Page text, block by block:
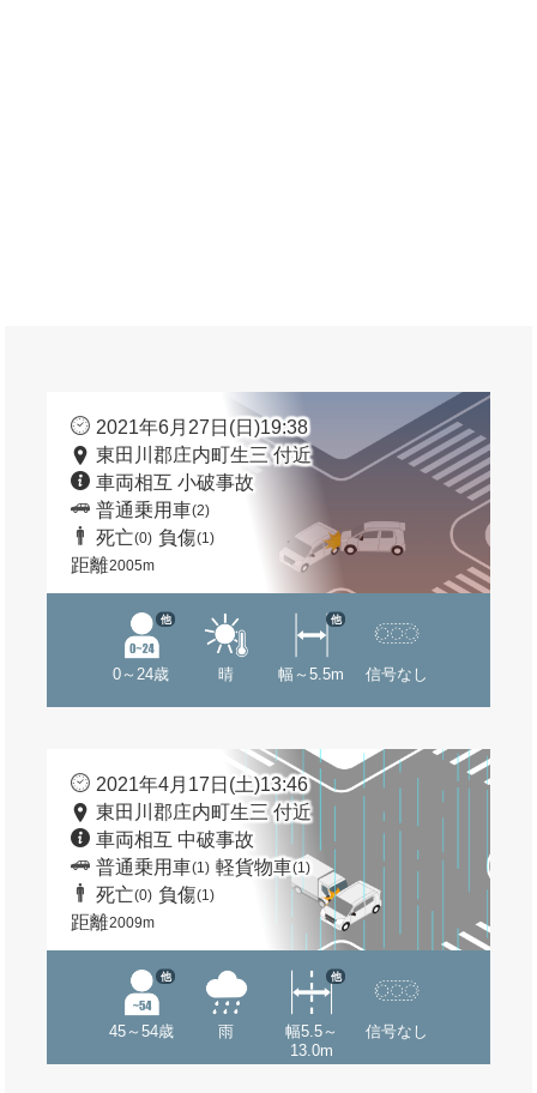
2021年6月27日(日)19:38
東田川郡庄内町生三 付近
車両相互 小破事故
普通乗用車(2)
死亡(0) 負傷(1)
距離2005m
0～24歳
他
晴 幅～5.5m
他
信号なし
2021年4月17日(土)13:46
東田川郡庄内町生三 付近
車両相互 中破事故
普通乗用車(1) 軽貨物車(1)
死亡(0) 負傷(1)
距離2009m
45～54歳
他
雨
幅5.5～
13.0m
他
信号なし